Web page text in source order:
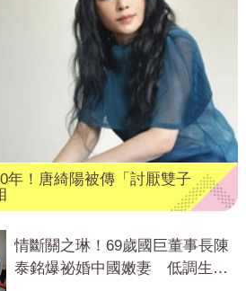
年！唐綺陽被傳「討厭雙子
情斷關之琳！69歲國巨董事長陳
泰銘爆祕婚中國嫩妻 低調生下2